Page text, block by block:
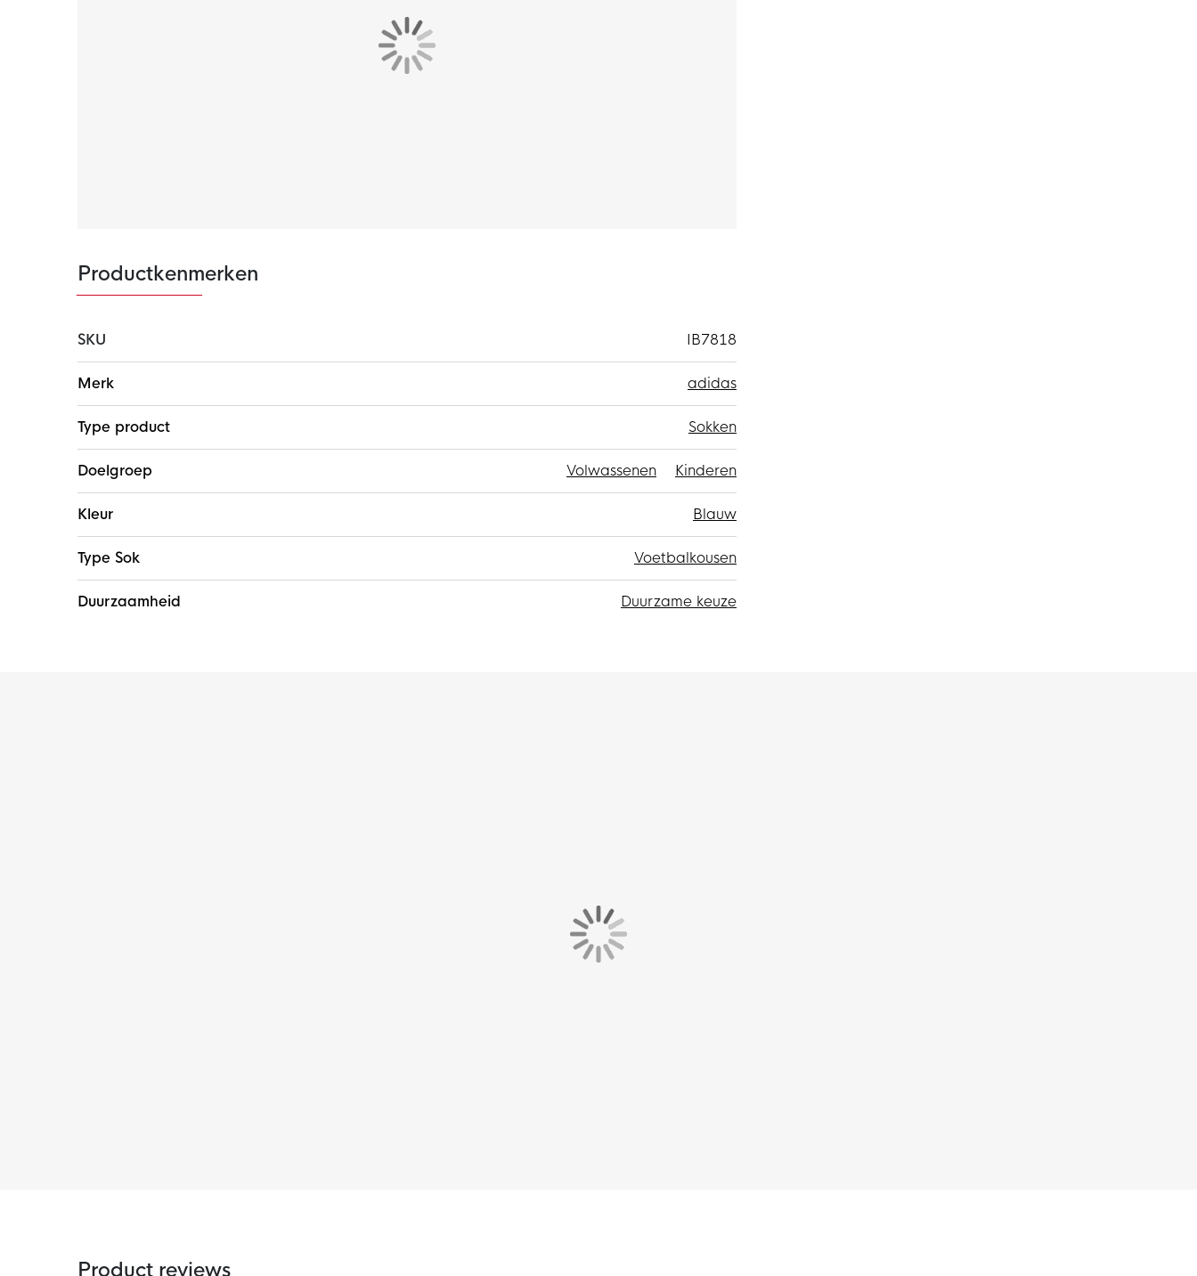
Productkenmerken
SKU
IB7818
informatie
Merk adidas
Type product Sokken
Doelgroep Volwassenen Kinderen
Kleur Blauw
Type Sok Voetbalkousen
Duurzaamheid Duurzame keuze
Product reviews